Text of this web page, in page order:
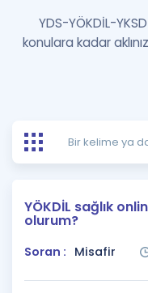
Kitaplar ve
Ücretsiz
Puan
Rehberlik Aracı
ÖSYM Sınav
Blog
Hakkımızda
YDS-YÖKDİL-
konulara kadar
YÖKDİL sağlık
olurum?
Soran : Misafir